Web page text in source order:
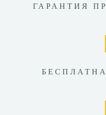
ГАРАНТИЯ